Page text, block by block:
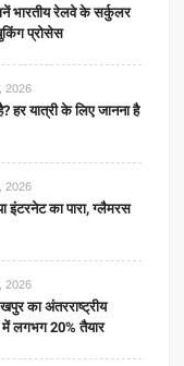
भारतीय रेलवे के सर्कुलर
प्रोसेस
2026
हर यात्री के लिए जानना है
2026
इंटरनेट का पारा, ग्लैमरस
2026
का अंतरराष्ट्रीय
में लगभग 20% तैयार